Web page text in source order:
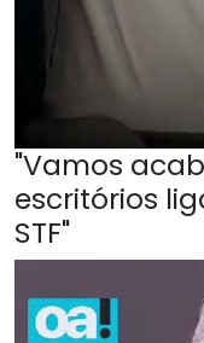
"Vamos
escritórios
STF"